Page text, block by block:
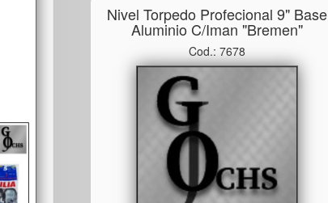
Nivel Torpedo Profecional 9" Base
Aluminio C/iman "bremen"
Cod.: 7678